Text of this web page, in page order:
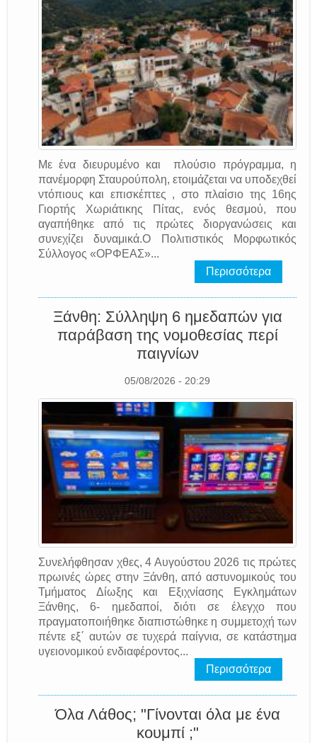
Με ένα διευρυμένο και πλούσιο πρόγραμμα, η
πανέμορφη Σταυρούπολη, ετοιμάζεται να υποδεχθεί
ντόπιους και επισκέπτες , στο πλαίσιο της 16ης
Γιορτής Χωριάτικης Πίτας, ενός θεσμού, που
αγαπήθηκε από τις πρώτες διοργανώσεις και
συνεχίζει δυναμικά.Ο Πολιτιστικός Μορφωτικός
Σύλλογος «ΟΡΦΕΑΣ»...
Περισσότερα
Ξάνθη: Σύλληψη 6 ημεδαπών για
παράβαση της νομοθεσίας περί
παιγνίων
05/08/2026 - 20:29
Συνελήφθησαν χθες, 4 Αυγούστου 2026 τις πρώτες
πρωινές ώρες στην Ξάνθη, από αστυνομικούς του
Τμήματος Δίωξης και Εξιχνίασης Εγκλημάτων
Ξάνθης, 6- ημεδαποί, διότι σε έλεγχο που
πραγματοποιήθηκε διαπιστώθηκε η συμμετοχή των
πέντε εξ΄ αυτών σε τυχερά παίγνια, σε κατάστημα
υγειονομικού ενδιαφέροντος...
Περισσότερα
Όλα Λάθος; "Γίνονται όλα με ένα
κουμπί ;"